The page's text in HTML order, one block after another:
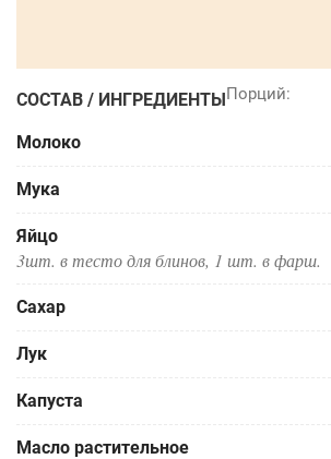
СОСТАВ / ИНГРЕДИЕНТЫ
Молоко
Мука
Яйцо
3шт. в тесто для блинов, 1 шт. в фарш.
Сахар
Лук
Капуста
Масло растительное